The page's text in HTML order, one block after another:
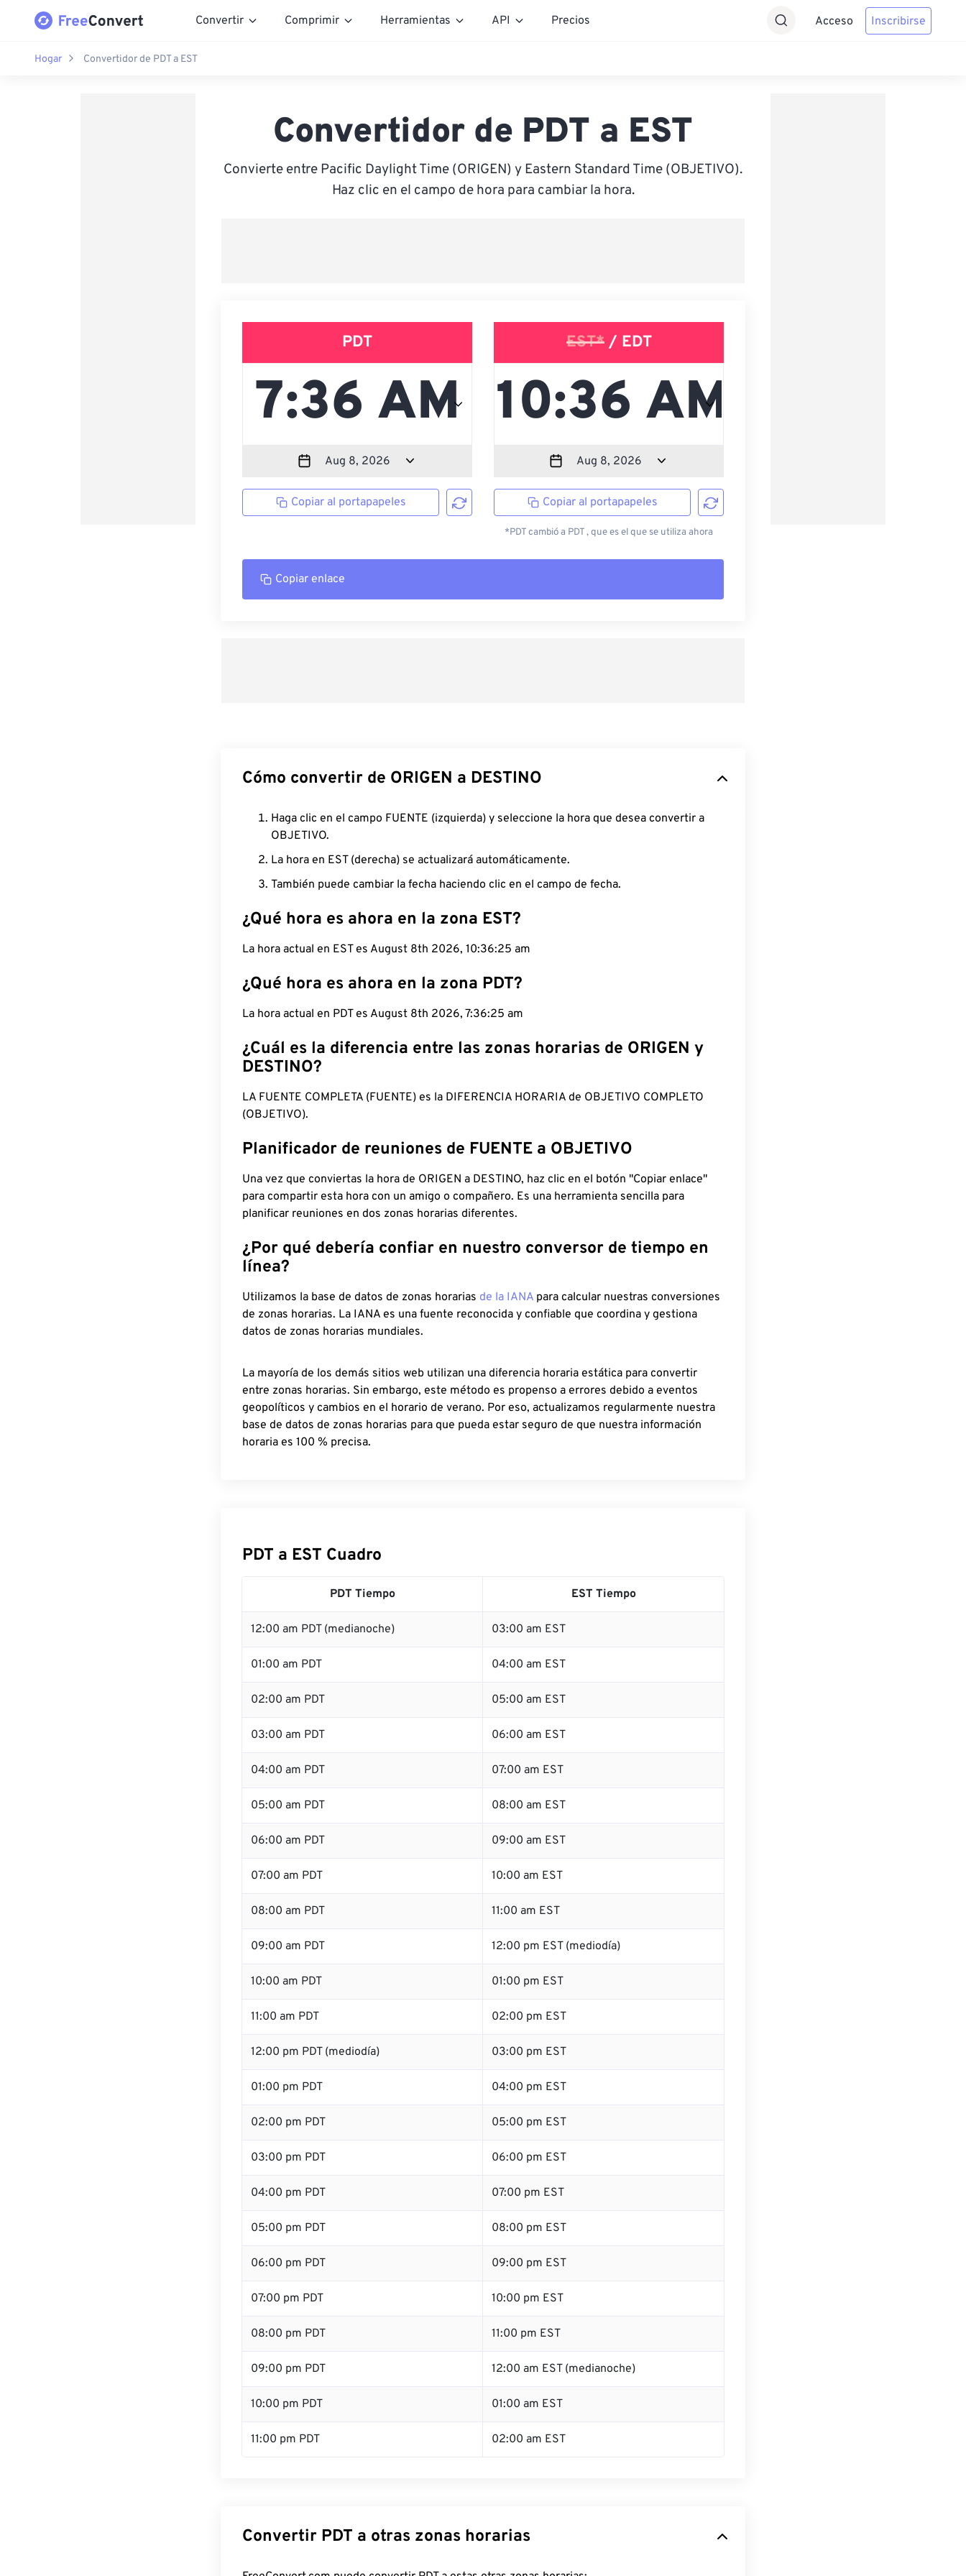
Convertir Comprimir Herramientas API Precios Acceso Inscribirse
Hogar Convertidor de PDT a EST
Convertidor de PDT a EST
Convierte entre Pacific Daylight Time (ORIGEN) y Eastern Standard Time (OBJETIVO).
Haz clic en el campo de hora para cambiar la hora.
PDT
Copiar al portapapeles
EST*/ EDT
Copiar al portapapeles
*PDT cambió a PDT , que es el que se utiliza ahora
Copiar enlace
Cómo convertir de ORIGEN a DESTINO
Haga clic en el campo FUENTE (izquierda) y seleccione la hora que desea convertir a
OBJETIVO.
La hora en EST (derecha) se actualizará automáticamente.
También puede cambiar la fecha haciendo clic en el campo de fecha.
¿Qué hora es ahora en la zona EST?
La hora actual en EST es August 8th 2026, 10:36:26 am
¿Qué hora es ahora en la zona PDT?
La hora actual en PDT es August 8th 2026, 7:36:26 am
¿Cuál es la diferencia entre las zonas horarias de ORIGEN y
DESTINO?
LA FUENTE COMPLETA (FUENTE) es la DIFERENCIA HORARIA de OBJETIVO COMPLETO
(OBJETIVO).
Planificador de reuniones de FUENTE a OBJETIVO
Una vez que conviertas la hora de ORIGEN a DESTINO, haz clic en el botón "Copiar enlace"
para compartir esta hora con un amigo o compañero. Es una herramienta sencilla para
planificar reuniones en dos zonas horarias diferentes.
¿Por qué debería confiar en nuestro conversor de tiempo en
línea?
Utilizamos la base de datos de zonas horarias de la IANA para calcular nuestras conversiones
de zonas horarias. La IANA es una fuente reconocida y confiable que coordina y gestiona
datos de zonas horarias mundiales.
La mayoría de los demás sitios web utilizan una diferencia horaria estática para convertir
entre zonas horarias. Sin embargo, este método es propenso a errores debido a eventos
geopolíticos y cambios en el horario de verano. Por eso, actualizamos regularmente nuestra
base de datos de zonas horarias para que pueda estar seguro de que nuestra información
horaria es 100 % precisa.
PDT a EST Cuadro
PDT Tiempo EST Tiempo
12:00 am PDT (medianoche) 03:00 am EST
01:00 am PDT 04:00 am EST
02:00 am PDT 05:00 am EST
03:00 am PDT 06:00 am EST
04:00 am PDT 07:00 am EST
05:00 am PDT 08:00 am EST
06:00 am PDT 09:00 am EST
07:00 am PDT 10:00 am EST
08:00 am PDT 11:00 am EST
09:00 am PDT 12:00 pm EST (mediodía)
10:00 am PDT 01:00 pm EST
11:00 am PDT 02:00 pm EST
12:00 pm PDT (mediodía) 03:00 pm EST
01:00 pm PDT 04:00 pm EST
02:00 pm PDT 05:00 pm EST
03:00 pm PDT 06:00 pm EST
04:00 pm PDT 07:00 pm EST
05:00 pm PDT 08:00 pm EST
06:00 pm PDT 09:00 pm EST
07:00 pm PDT 10:00 pm EST
08:00 pm PDT 11:00 pm EST
09:00 pm PDT 12:00 am EST (medianoche)
10:00 pm PDT 01:00 am EST
11:00 pm PDT 02:00 am EST
Convertir PDT a otras zonas horarias